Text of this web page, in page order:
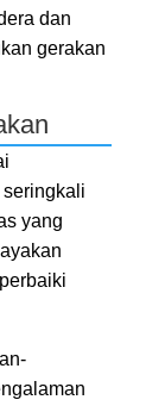
dan
gerakan
yang